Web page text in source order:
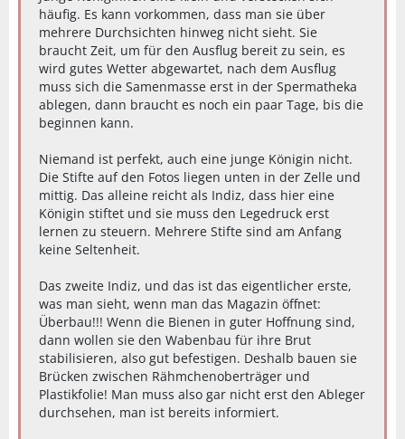
häufig. Es kann vorkommen, dass man sie über
mehrere Durchsichten hinweg nicht sieht. Sie
braucht Zeit, um für den Ausflug bereit zu sein, es
wird gutes Wetter abgewartet, nach dem Ausflug
muss sich die Samenmasse erst in der Spermatheka
ablegen, dann braucht es noch ein paar Tage, bis die
beginnen kann.
Niemand ist perfekt, auch eine junge Königin nicht.
Die Stifte auf den Fotos liegen unten in der Zelle und
mittig. Das alleine reicht als Indiz, dass hier eine
Königin stiftet und sie muss den Legedruck erst
lernen zu steuern. Mehrere Stifte sind am Anfang
keine Seltenheit.
Das zweite Indiz, und das ist das eigentlicher erste,
was man sieht, wenn man das Magazin öffnet:
Überbau!!! Wenn die Bienen in guter Hoffnung sind,
dann wollen sie den Wabenbau für ihre Brut
stabilisieren, also gut befestigen. Deshalb bauen sie
Brücken zwischen Rähmchenoberträger und
Plastikfolie! Man muss also gar nicht erst den Ableger
durchsehen, man ist bereits informiert.